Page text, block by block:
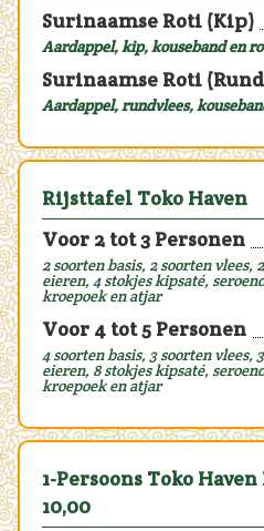
Surinaamse Roti (Kip)
Aardappel, kip, kouseband en
Surinaamse Roti
Aardappel, rundvlees,
Rijsttafel Toko Haven
Voor 2 tot 3 Personen
2 soorten basis, 2 soorten vlees,
eieren, 4 stokjes kipsaté,
kroepoek en atjar
Voor 4 tot 5 Personen
4 soorten basis, 3 soorten vlees,
eieren, 8 stokjes kipsaté,
kroepoek en atjar
1-Persoons Toko
10,00